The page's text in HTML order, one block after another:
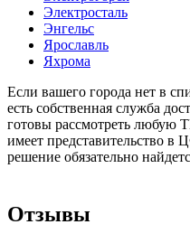
Электросталь
Энгельс
Ярославль
Яхрома
Если вашего города нет в
есть собственная служба
готовы рассмотреть любую
имеет представительство
решение обязательно
Отзывы